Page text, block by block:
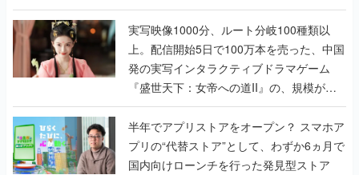
『TATSUJIN EXTREME』で初タッグを組
んだレジェンド2人に訊く開発秘話
実写映像1000分、ルート分岐100種類以
上。配信開始5日で100万本を売った、中国
発の実写インタラクティブドラマゲーム
『盛世天下：女帝への道II』の、規模が違
うこだわりをプロデューサーに聞いた
半年でアプリストアをオープン？ スマホア
プリの“代替ストア”として、わずか6ヵ月で
国内向けローンチを行った発見型ストア